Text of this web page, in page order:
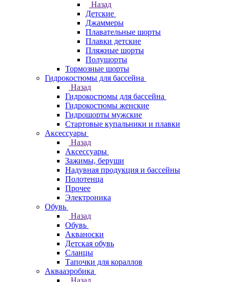
Назад
Детские
Джаммеры
Плавательные шорты
Плавки детские
Пляжные шорты
Полушорты
Тормозные шорты
Гидрокостюмы для бассейна
Назад
Гидрокостюмы для бассейна
Гидрокостюмы женские
Гидрошорты мужские
Стартовые купальники и плавки
Аксессуары
Назад
Аксессуары
Зажимы, беруши
Надувная продукция и бассейны
Полотенца
Прочее
Электроника
Обувь
Назад
Обувь
Акваноски
Детская обувь
Сланцы
Тапочки для кораллов
Аквааэробика
Назад